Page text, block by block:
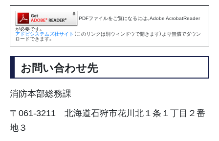
PDFファイルをご覧になるには、Adobe AcrobatReader
が必要です。
アドビシステムズ社サイト （このリンクは別ウィンドウで開きます）より無償でダウン
ロードできます。
お問い合わせ先
消防本部総務課
〒061-3211 北海道石狩市花川北１条１丁目２番
地３